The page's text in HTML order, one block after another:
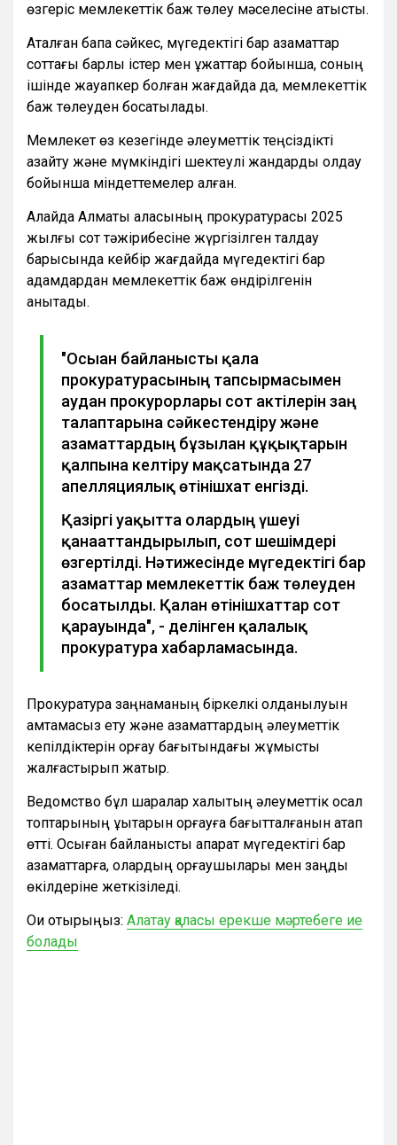
өзгеріс мемлекеттік баж төлеу мәселесіне қатысты.
Аталған бапқа сәйкес, мүгедектігі бар азаматтар
соттағы барлық істер мен құжаттар бойынша, соның
ішінде жауапкер болған жағдайда да, мемлекеттік
баж төлеуден босатылады.
Мемлекет өз кезегінде әлеуметтік теңсіздікті
азайту және мүмкіндігі шектеулі жандарды қолдау
бойынша міндеттемелер алған.
Алайда Алматы қаласының прокуратурасы 2025
жылғы сот тәжірибесіне жүргізілген талдау
барысында кейбір жағдайда мүгедектігі бар
адамдардан мемлекеттік баж өндірілгенін
анықтады.
"Осыған байланысты қала
прокуратурасының тапсырмасымен
аудан прокурорлары сот актілерін заң
талаптарына сәйкестендіру және
азаматтардың бұзылған құқықтарын
қалпына келтіру мақсатында 27
апелляциялық өтінішхат енгізді.
Қазіргі уақытта олардың үшеуі
қанағаттандырылып, сот шешімдері
өзгертілді. Нәтижесінде мүгедектігі бар
азаматтар мемлекеттік баж төлеуден
босатылды. Қалған өтінішхаттар сот
қарауында", - делінген қалалық
прокуратура хабарламасында.
Прокуратура заңнаманың біркелкі қолданылуын
қамтамасыз ету және азаматтардың әлеуметтік
кепілдіктерін қорғау бағытындағы жұмысты
жалғастырып жатыр.
Ведомство бұл шаралар халықтың әлеуметтік осал
топтарының құқықтарын қорғауға бағытталғанын атап
өтті. Осыған байланысты ақпарат мүгедектігі бар
азаматтарға, олардың қорғаушылары мен заңды
өкілдеріне жеткізіледі.
Оқи отырыңыз: Алатау қаласы ерекше мәртебеге ие
болады